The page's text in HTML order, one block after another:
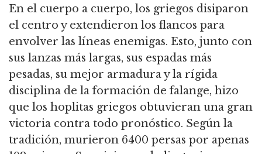
En el cuerpo a cuerpo, los griegos disiparon
el centro y extendieron los flancos para
envolver las líneas enemigas. Esto, junto con
sus lanzas más largas, sus espadas más
pesadas, su mejor armadura y la rígida
disciplina de la formación de falange, hizo
que los hoplitas griegos obtuvieran una gran
victoria contra todo pronóstico. Según la
tradición, murieron 6400 persas por apenas